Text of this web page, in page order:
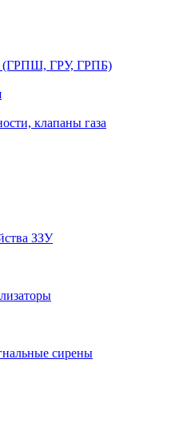
(ГРПШ, ГРУ, ГРПБ)
клапаны газа
ЗЗУ
сирены